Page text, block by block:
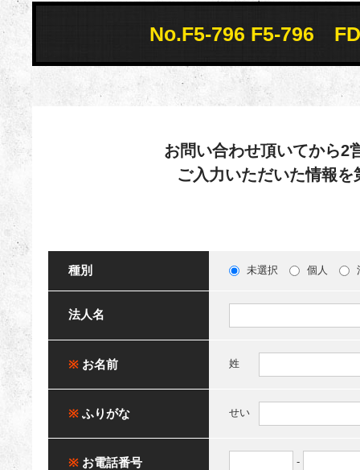
No.F5-796 F5-796
お問い合わせ頂いてから2
ご入力いただいた情報
種別 未選択 個人
法人名
※ お名前 姓
※ ふりがな せい
※ お電話番号 -